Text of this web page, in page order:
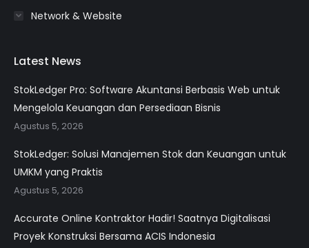
Network & Website
Latest News
StokLedger Pro: Software Akuntansi Berbasis Web untuk
Mengelola Keuangan dan Persediaan Bisnis
Agustus 5, 2026
StokLedger: Solusi Manajemen Stok dan Keuangan untuk
UMKM yang Praktis
Agustus 5, 2026
Accurate Online Kontraktor Hadir! Saatnya Digitalisasi
Proyek Konstruksi Bersama ACIS Indonesia